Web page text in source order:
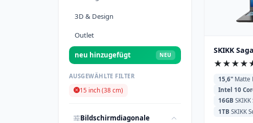
3D & Design
Outlet
neu hinzugefügt NEU
AUSGEWÄHLTE FILTER
15 inch (38 cm)
Bildschirmdiagonale
SKIKK
★★★★
15,6" Matte
Intel 10
16GB
1TB SKIKK